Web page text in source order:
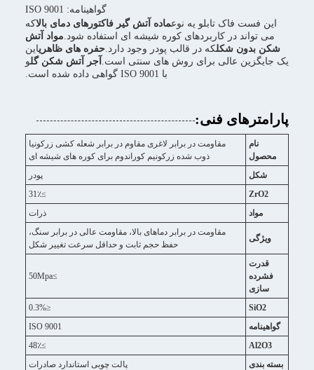
گواهینامه: ISO 9001
اين فست فاک تابلو يه نوعماده آتش گیر فاکتورهای دمای بالاکه
می تواند در کاربردهای کوره شیشه ای استفاده شود.مواد آتش
شکن بدون شکلکه در قالب پودر وجود دارد.حفره های ظاهریاین
یک جایگزین عالی برای روش های سنتی است. آجر آتش شکن گلو
با ISO 9001 گواهی داده شده است.
پارامترهای فنی:
نام
محصول
مقاومت در برابر لاغری مقاوم در برابر شعله کشی زرکونیا
ذوب شده زرکونیم کوراندوم برای کوره های شیشه ای
شکل
پودر
ZrO2
≥31٪
مواد
ذرات
ویژگی
مقاومت در برابر دماهای بالا، مقاومت عالی در برابر سنگ،
حفظ حجم ثابت و حداقل سرعت تغییر شکل
قدرت
فشرده
سازی
≥50Mpa
SiO2
≤0.3%
گواهینامه
ISO 9001
Al2O3
≥48٪
بسته بندی
پالت چوبی استاندارد صادرات